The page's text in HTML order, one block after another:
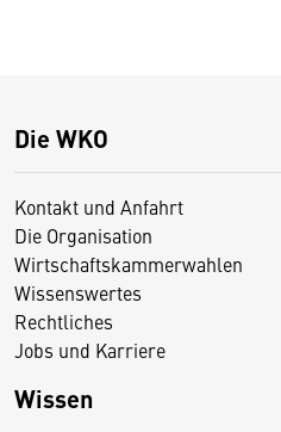
Die WKO
Kontakt und Anfahrt
Die Organisation
Wirtschaftskammerwahlen
Wissenswertes
Rechtliches
Jobs und Karriere
Wissen